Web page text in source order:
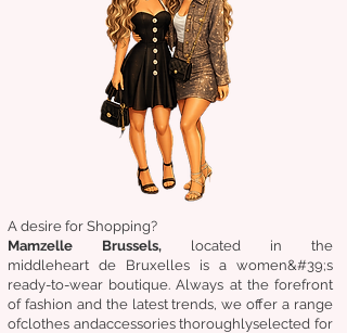
A desire for Shopping?
Mamzelle Brussels, located in the
middleheart de Bruxelles is a women&#39;s
ready-to-wear boutique. Always at the forefront
of fashion and the latest trends, we offer a range
ofclothes andaccessories thoroughlyselected for